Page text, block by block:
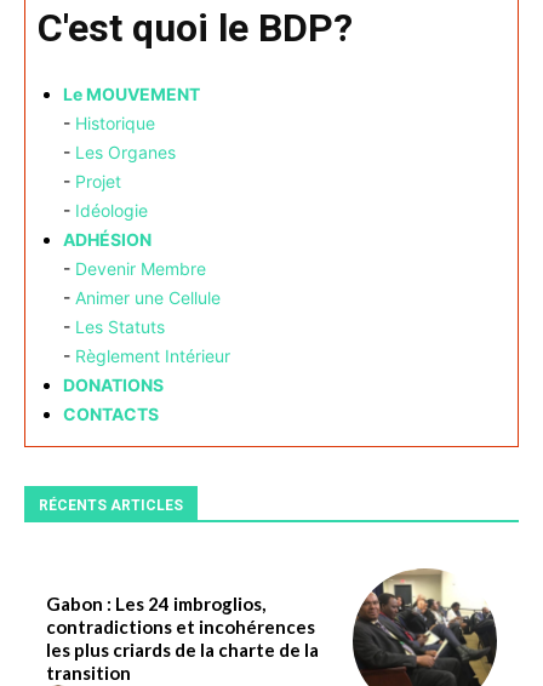
C'est quoi le BDP?
Le MOUVEMENT
- Historique
- Les Organes
- Projet
- Idéologie
ADHÉSION
- Devenir Membre
- Animer une Cellule
- Les Statuts
- Règlement Intérieur
DONATIONS
CONTACTS
RÉCENTS ARTICLES
Gabon : Les 24 imbroglios,
contradictions et incohérences
les plus criards de la charte de la
transition